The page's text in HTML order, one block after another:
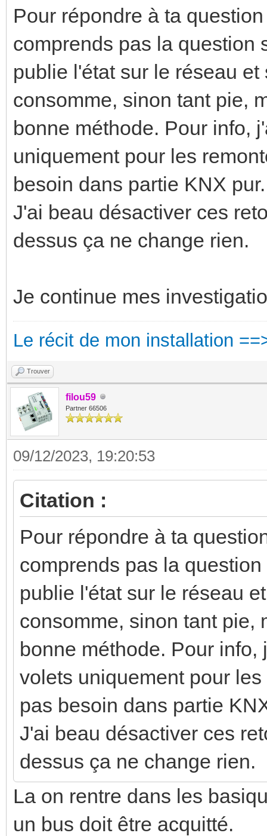
Pour répondre à ta
comprends pas la question
publie l'état sur le réseau
consomme, sinon tant pie,
bonne méthode. Pour info,
uniquement pour les
besoin dans partie KNX pur.
J'ai beau désactiver ces
dessus ça ne change rien.
Je continue mes
Le récit de mon installation
Trouver
filou59
Partner 66506
09/12/2023, 19:20:53
Citation :
Pour répondre à ta
comprends pas la
publie l'état sur le réseau
consomme, sinon tant pie,
bonne méthode. Pour
volets uniquement pour
pas besoin dans partie
J'ai beau désactiver ces
dessus ça ne change rien.
La on rentre dans les
un bus doit être acquitté.